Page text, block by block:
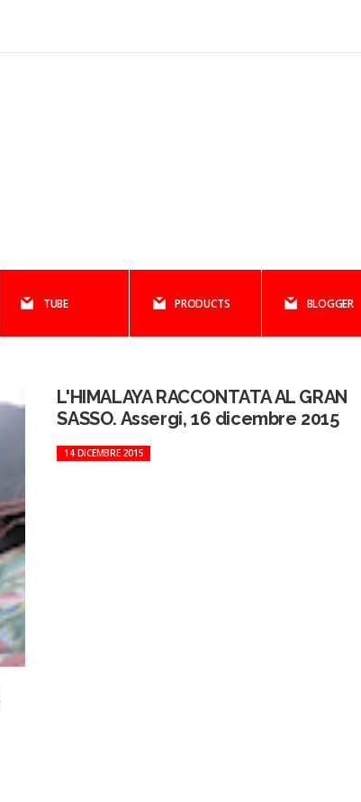
TUBE PRODUCTS BLOGGER
L'HIMALAYA RACCONTATA AL GRAN
SASSO. Assergi, 16 dicembre 2015
14 DICEMBRE 2015